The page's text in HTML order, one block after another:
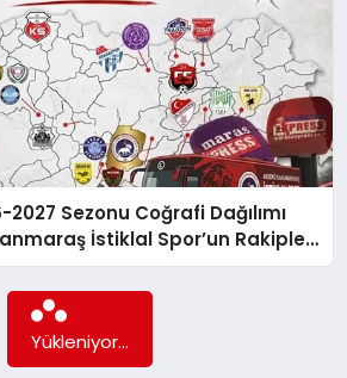
2027 Sezonu Coğrafi Dağılımı
İstiklal Spor’un Rakipleri
Yükleniyor...